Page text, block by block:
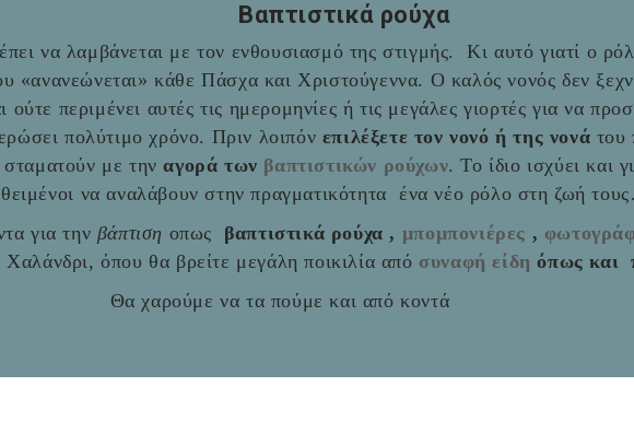
Βαπτιστικά ρούχα
να λαμβάνεται με τον ενθουσιασμό της στιγμής. Κι αυτό γιατί ο
«ανανεώνεται» κάθε Πάσχα και Χριστούγεννα. Ο καλός νονός δεν
περιμένει αυτές τις ημερομηνίες ή τις μεγάλες γιορτές για να
πολύτιμο χρόνο. Πριν λοιπόν επιλέξετε τον νονό ή της νονά του
σταματούν με τηναγορά των βαπτιστικών ρούχων. Το ίδιο ισχύει και
να αναλάβουν στην πραγματικότητα ένα νέο ρόλο στη ζωή
για την βάπτιση οπως βαπτιστικά ρούχα , μπομπονιέρες ,
όπου θα βρείτε μεγάλη ποικιλία από συναφή είδη όπως και
Θα χαρούμε να τα πούμε και από κοντά